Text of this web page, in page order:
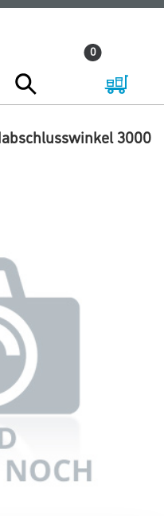
0
3000